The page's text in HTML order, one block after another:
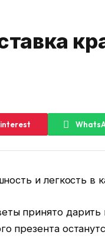
и легкость в
принято
презента